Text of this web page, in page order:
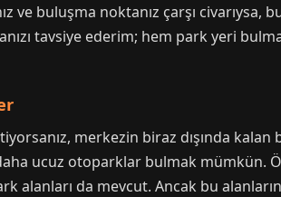
ve buluşma noktanız çarşı
tavsiye ederim; hem park yeri
merkezin biraz dışında
ucuz otoparklar bulmak mümkün.
alanları da mevcut. Ancak bu